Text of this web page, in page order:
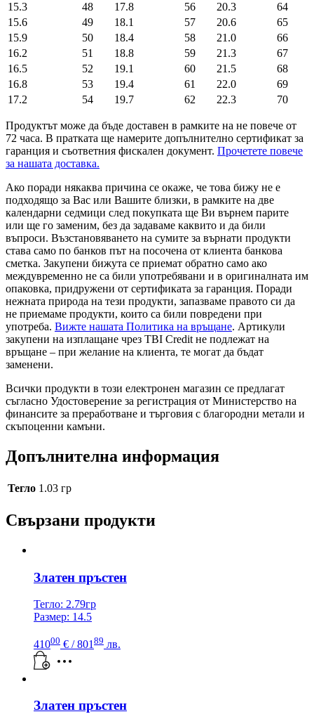
15.3
48 17.8 56 20.3
64
15.6
49 18.1 57 20.6
65
15.9
50 18.4 58 21.0
66
16.2
51 18.8 59 21.3
67
16.5
52 19.1 60 21.5
68
16.8
53 19.4 61 22.0
69
17.2
54 19.7 62 22.3 70
Продуктът може да бъде доставен в рамките на не повече от
72 часа. В пратката ще намерите допълнително сертификат за
гаранция и съответния фискален документ. Прочетете повече
за нашата доставка.
Ако поради някаква причина се окаже, че това бижу не е
подходящо за Вас или Вашите близки, в рамките на две
календарни седмици след покупката ще Ви върнем парите
или ще го заменим, без да задаваме каквито и да били
въпроси. Възстановяването на сумите за върнати продукти
става само по банков път на посочена от клиента банкова
сметка. Закупени бижута се приемат обратно само ако
междувременно не са били употребявани и в оригиналната им
опаковка, придружени от сертификата за гаранция. Поради
нежната природа на тези продукти, запазваме правото си да
не приемаме продукти, които са били повредени при
употреба. Вижте нашата Политика на връщане. Артикули
закупени на изплащане чрез TBI Credit не подлежат на
връщане – при желание на клиента, те могат да бъдат
заменени.
Всички продукти в този електронен магазин се предлагат
съгласно Удостоверение за регистрация от Министерство на
финансите за преработване и търговия с благородни метали и
скъпоценни камъни.
Допълнителна информация
Тегло 1.03 гр
Свързани продукти
Златен пръстен
Тегло: 2.79гр
Размер: 14.5
41000 € / 801 89 лв.
Златен пръстен